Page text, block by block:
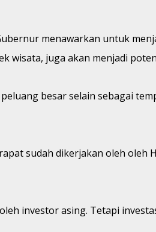
menawarkan untuk
wisata, juga akan menjadi
besar selain sebagai
sudah dikerjakan oleh oleh
investor asing. Tetapi